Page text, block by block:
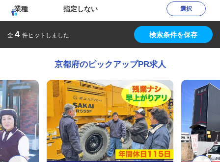
業種 指定しない 選択
全 4 件ヒットしました 検索条件を保存
京都府のピックアップPR求人